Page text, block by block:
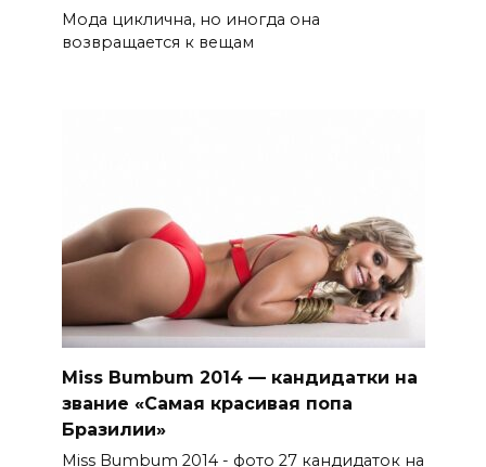
Мода циклична, но иногда она
возвращается к вещам
Miss Bumbum 2014 — кандидатки на
звание «Самая красивая попа
Бразилии»
Miss Bumbum 2014 - фото 27 кандидаток на